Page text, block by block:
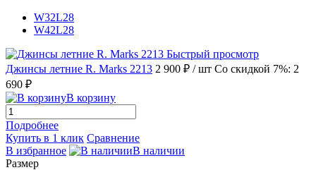
W32L28
W42L28
Быстрый просмотр
Джинсы летние R. Marks 2213 2 900 ₽ / шт Со скидкой 7%: 2
690 ₽
В корзину
Подробнее
Купить в 1 клик Сравнение
В избранное
В наличии
Размер